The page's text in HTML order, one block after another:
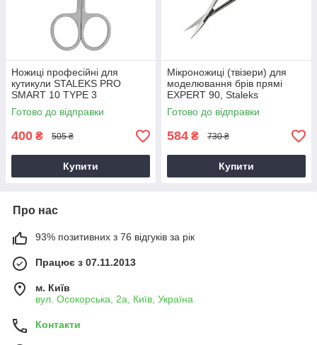
Ножиці професійні для
кутикули STALEKS PRO
SMART 10 TYPE 3
Готово до відправки
400 ₴ 505 ₴
Купити
Мікроножиці (твізери) для
моделювання брів прямі
EXPERT 90, Staleks
Готово до відправки
584 ₴ 730 ₴
Купити
Про нас
93% позитивних з 76 відгуків за рік
Працює з 07.11.2013
м. Київ
вул. Осокорська, 2а, Київ, Україна
Контакти